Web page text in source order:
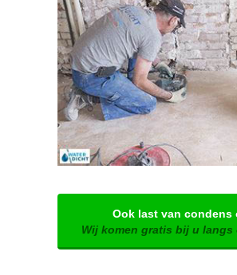
Ook last van
Wij komen gratis bij u